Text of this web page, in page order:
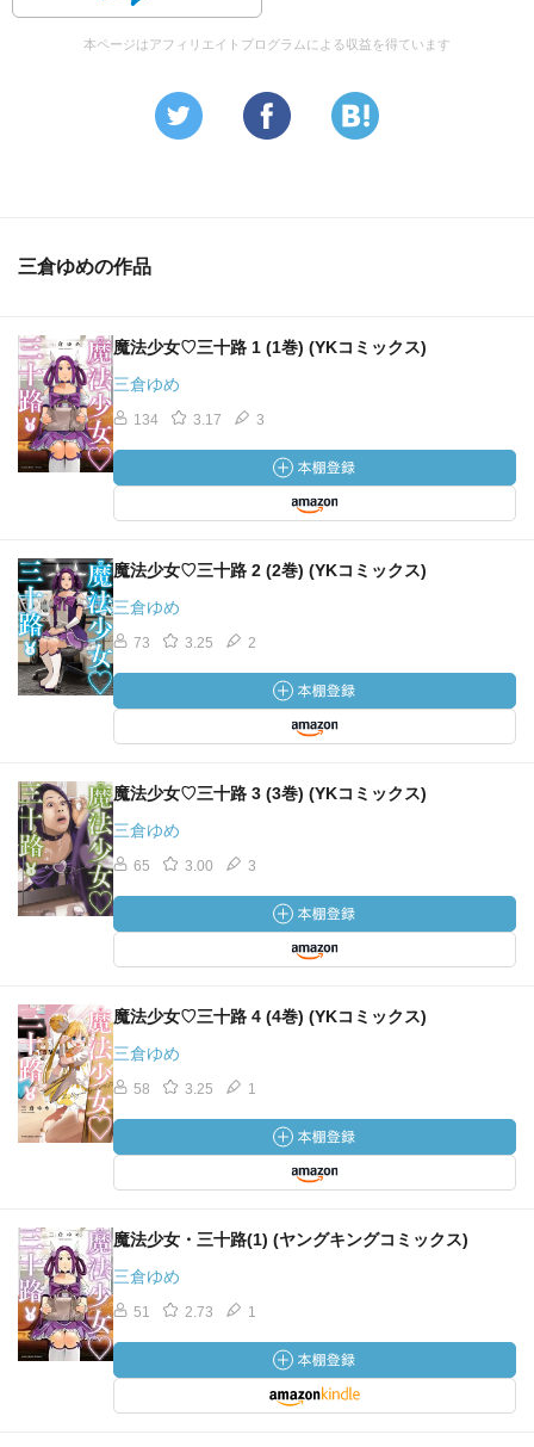
なんで自縛してるのでしょう？
中身ないんですよね。。。
第６章・よくあるやつ
良いこともあれば悪いこともあるし、
良いことなくって悪いことばっかりのときだってあるさ！
第７章・成仏
って、
こっからどうやって続けるんでしょう？
本ページはアフィリエイトプログラムによる収益を得ています
三倉ゆめの作品
魔法少女♡三十路 1 (1巻) (YKコミックス)
三倉ゆめ
134 3.17 3
魔法少女♡三十路 2 (2巻) (YKコミックス)
三倉ゆめ
73 3.25 2
魔法少女♡三十路 3 (3巻) (YKコミックス)
三倉ゆめ
65 3.00 3
魔法少女♡三十路 4 (4巻) (YKコミックス)
三倉ゆめ
58 3.25 1
魔法少女・三十路(1) (ヤングキングコミックス)
三倉ゆめ
51 2.73 1